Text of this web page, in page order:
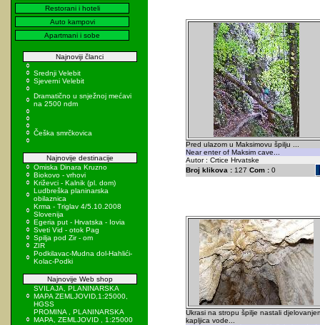
Restorani i hoteli
Auto kampovi
Apartmani i sobe
Najnoviji članci
Srednji Velebit
Sjeverni Velebit
Dramatično u snježnoj mećavi
na 2500 ndm
Češka smrčkovica
Najnovije destinacije
Omiska Dinara Kruzno
Biokovo - vrhovi
Križevci - Kalnik (pl. dom)
Ludbreška planinarska
obilaznica
Krma - Triglav 4/5.10.2008
Slovenija
Egeria put - Hrvatska - Iovia
Sveti Vid - otok Pag
Spilja pod Zir - om
ZIR
Podkilavac-Mudna dol-Hahlići-
Kolac-Podki
Najnovije Web shop
SVILAJA, PLANINARSKA
MAPA ZEMLJOVID,1:25000,
HGSS
PROMINA , PLANINARSKA
MAPA, ZEMLJOVID , 1:25000
Pred ulazom u Maksimovu špilju ...
Near enter of Maksim cave...
Autor : Crtice Hrvatske
Broj klikova :127 Com :0
Ukrasi na stropu špilje nastali
kapljica vode...